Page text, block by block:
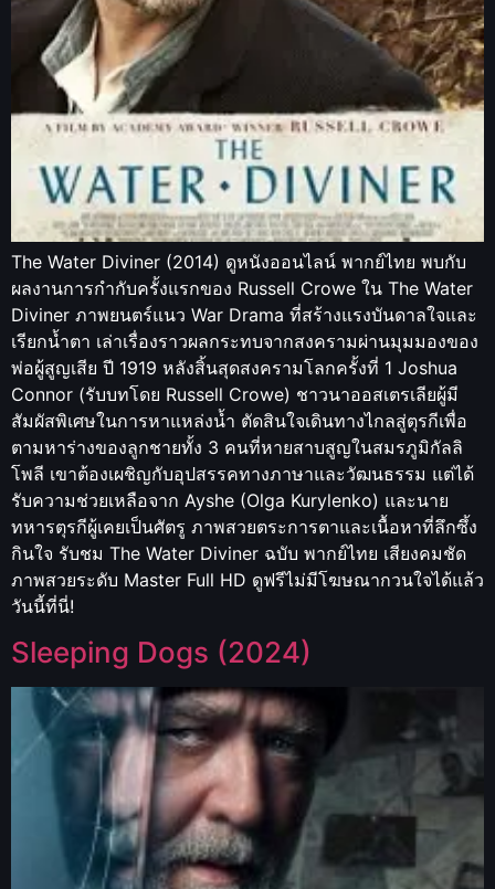
The Water Diviner (2014) ดูหนังออนไลน์ พากย์ไทย พบกับ
ผลงานการกำกับครั้งแรกของ Russell Crowe ใน The Water
Diviner ภาพยนตร์แนว War Drama ที่สร้างแรงบันดาลใจและ
เรียกน้ำตา เล่าเรื่องราวผลกระทบจากสงครามผ่านมุมมองของ
พ่อผู้สูญเสีย ปี 1919 หลังสิ้นสุดสงครามโลกครั้งที่ 1 Joshua
Connor (รับบทโดย Russell Crowe) ชาวนาออสเตรเลียผู้มี
สัมผัสพิเศษในการหาแหล่งน้ำ ตัดสินใจเดินทางไกลสู่ตุรกีเพื่อ
ตามหาร่างของลูกชายทั้ง 3 คนที่หายสาบสูญในสมรภูมิกัลลิ
โพลี เขาต้องเผชิญกับอุปสรรคทางภาษาและวัฒนธรรม แต่ได้
รับความช่วยเหลือจาก Ayshe (Olga Kurylenko) และนาย
ทหารตุรกีผู้เคยเป็นศัตรู ภาพสวยตระการตาและเนื้อหาที่ลึกซึ้ง
กินใจ รับชม The Water Diviner ฉบับ พากย์ไทย เสียงคมชัด
ภาพสวยระดับ Master Full HD ดูฟรีไม่มีโฆษณากวนใจได้แล้ว
วันนี้ที่นี่!
Sleeping Dogs (2024)